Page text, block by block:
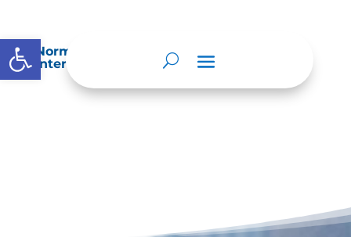
Abrir barra de herramientas
Normatividad especial que les aplique de
interés.